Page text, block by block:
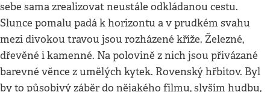
sebe sama zrealizovat neustále odkládanou cestu.
Slunce pomalu padá k horizontu a v prudkém svahu
mezi divokou travou jsou rozházené kříže. Železné,
dřevěné i kamenné. Na polovině z nich jsou přivázané
barevné věnce z umělých kytek. Rovenský hřbitov. Byl
by to působivý záběr do nějakého filmu, slyším hudbu,